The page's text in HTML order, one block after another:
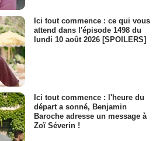
Ici tout commence : ce qui vous
attend dans l'épisode 1498 du
lundi 10 août 2026 [SPOILERS]
Ici tout commence : l'heure du
départ a sonné, Benjamin
Baroche adresse un message à
Zoï Séverin !